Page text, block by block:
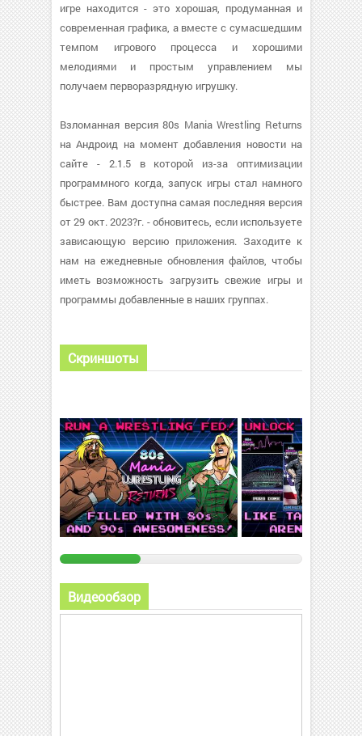
игре находится - это хорошая, продуманная и
современная графика, а вместе с сумасшедшим
темпом игрового процесса и хорошими
мелодиями и простым управлением мы
получаем перворазрядную игрушку.
Взломанная версия 80s Mania Wrestling Returns
на Андроид на момент добавления новости на
сайте - 2.1.5 в которой из-за оптимизации
программного когда, запуск игры стал намного
быстрее. Вам доступна самая последняя версия
от 29 окт. 2023?г. - обновитесь, если используете
зависающую версию приложения. Заходите к
нам на ежедневные обновления файлов, чтобы
иметь возможность загрузить свежие игры и
программы добавленные в наших группах.
Скриншоты
Видеообзор